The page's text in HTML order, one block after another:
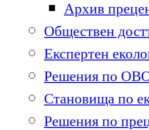
Архив
Обществен
Експертен
Решения по
Становища по
Решения по